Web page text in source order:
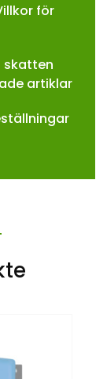
för
skatten
artiklar